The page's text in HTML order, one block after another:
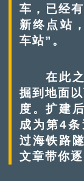
车，已经
新终点站
车站”。
在此之
掘到地面
度。扩建
成为第4
过海铁路
文章带你逐